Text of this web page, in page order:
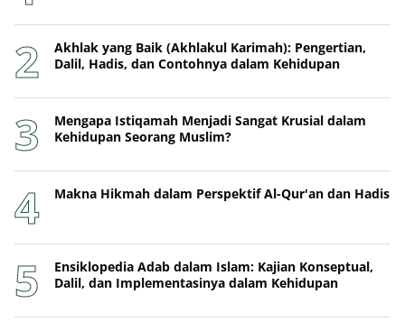
Akhlak yang Baik (Akhlakul Karimah): Pengertian,
Dalil, Hadis, dan Contohnya dalam Kehidupan
Mengapa Istiqamah Menjadi Sangat Krusial dalam
Kehidupan Seorang Muslim?
Makna Hikmah dalam Perspektif Al-Qur'an dan Hadis
Ensiklopedia Adab dalam Islam: Kajian Konseptual,
Dalil, dan Implementasinya dalam Kehidupan